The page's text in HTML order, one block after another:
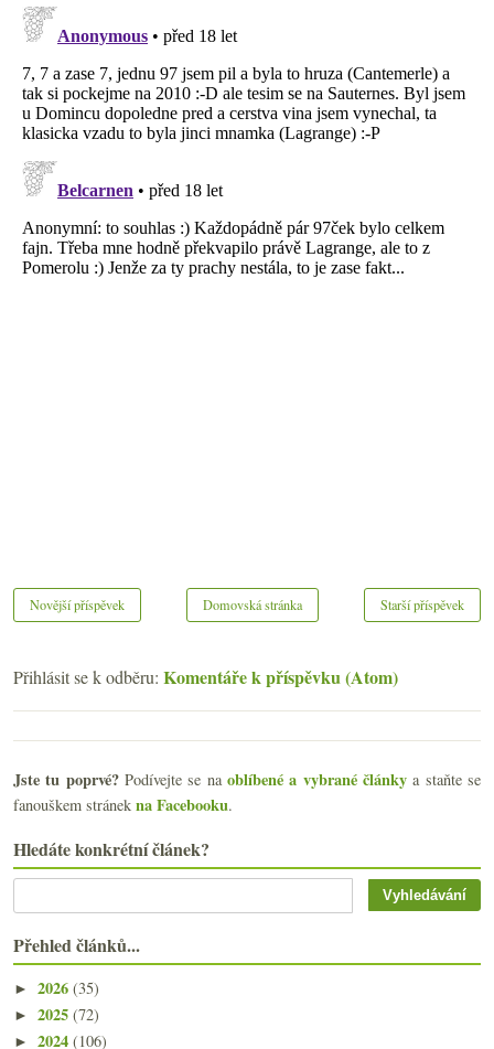
Novější příspěvek Starší příspěvek
Domovská stránka
Přihlásit se k odběru: Komentáře k příspěvku (Atom)
Jste tu poprvé?Podívejte se naoblíbené a vybrané články a staňte se
fanouškem stránek na Facebooku.
Hledáte konkrétní článek?
Přehled článků...
► 2026 (35)
► 2025 (72)
► 2024 (106)